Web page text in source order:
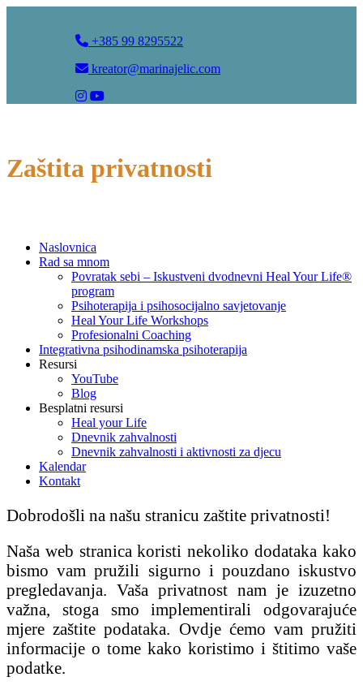
+385 99 8295522
kreator@marinajelic.com
Zaštita privatnosti
Naslovnica
Rad sa mnom
Povratak sebi – Iskustveni dvodnevni Heal Your Life®
program
Psihoterapija i psihosocijalno savjetovanje
Heal Your Life Workshops
Profesionalni Coaching
Integrativna psihodinamska psihoterapija
Resursi
YouTube
Blog
Besplatni resursi
Heal your Life
Dnevnik zahvalnosti
Dnevnik zahvalnosti i aktivnosti za djecu
Kalendar
Kontakt
Dobrodošli na našu stranicu zaštite privatnosti!
Naša web stranica koristi nekoliko dodataka kako
bismo vam pružili sigurno i pouzdano iskustvo
pregledavanja. Vaša privatnost nam je izuzetno
važna, stoga smo implementirali odgovarajuće
mjere zaštite podataka. Ovdje ćemo vam pružiti
informacije o tome kako koristimo i štitimo vaše
podatke.